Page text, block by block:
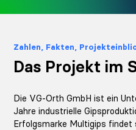
Zahlen, Fakten,
Das Projekt im
Die VG-Orth GmbH ist ein
Jahre industrielle
Erfolgsmarke Multigips findet